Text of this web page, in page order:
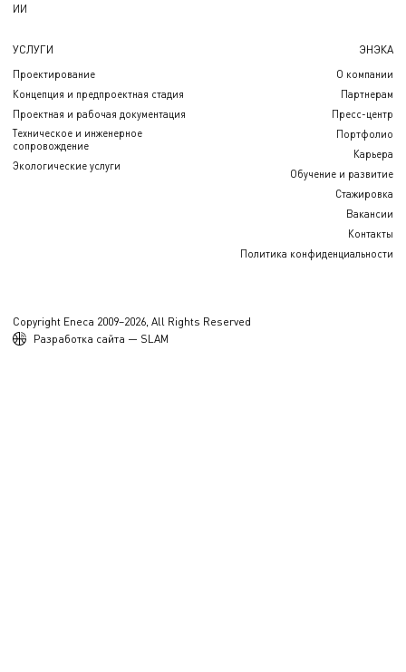
ИИ
УСЛУГИ
Проектирование
Концепция и предпроектная стадия
Проектная и рабочая документация
Техническое и инженерное
сопровождение
Экологические услуги
ЭНЭКА
О компании
Партнерам
Пресс-центр
Портфолио
Карьера
Обучение и развитие
Стажировка
Вакансии
Контакты
Политика конфиденциальности
Copyright Eneca 2009–2026, All Rights Reserved
Разработка сайта — SLAM